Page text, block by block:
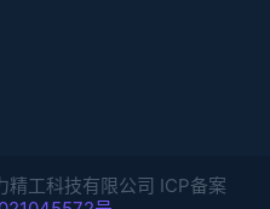
工科技有限公司 ICP备案